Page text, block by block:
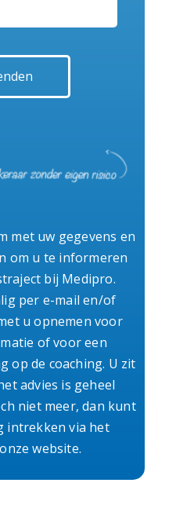
met uw gegevens en
om u te informeren
bij Medipro.
per e-mail en/of
u opnemen voor
of voor een
op de coaching. U zit
advies is geheel
niet meer, dan kunt
intrekken via het
website.